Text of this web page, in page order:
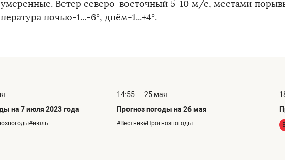
Ветер северо-восточный 5-10 м/с, местами
ночью-1...-6°, днём-1...+4°.
на 7 июля 2023 года
14:55
25 мая
Прогноз погоды на 26 мая
#Вестник#Прогнозпогоды